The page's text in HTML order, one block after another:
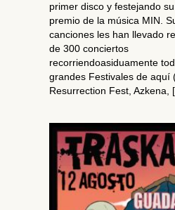
primer disco y festejando
premio de la música MIN.
canciones les han llevado
de 300 conciertos
recorriendoasiduamente
grandes Festivales de aquí
Resurrection Fest, Azkena,